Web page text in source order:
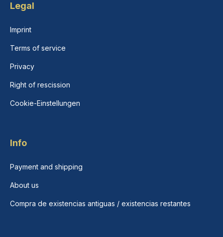
Legal
Imprint
Terms of service
Privacy
Right of rescission
Cookie-Einstellungen
Info
Payment and shipping
About us
Compra de existencias antiguas / existencias restantes